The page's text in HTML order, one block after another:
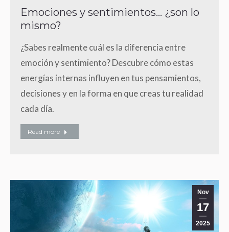
Emociones y sentimientos… ¿son lo
mismo?
¿Sabes realmente cuál es la diferencia entre
emoción y sentimiento? Descubre cómo estas
energías internas influyen en tus pensamientos,
decisiones y en la forma en que creas tu realidad
cada día.
Read more
Nov
17
2025